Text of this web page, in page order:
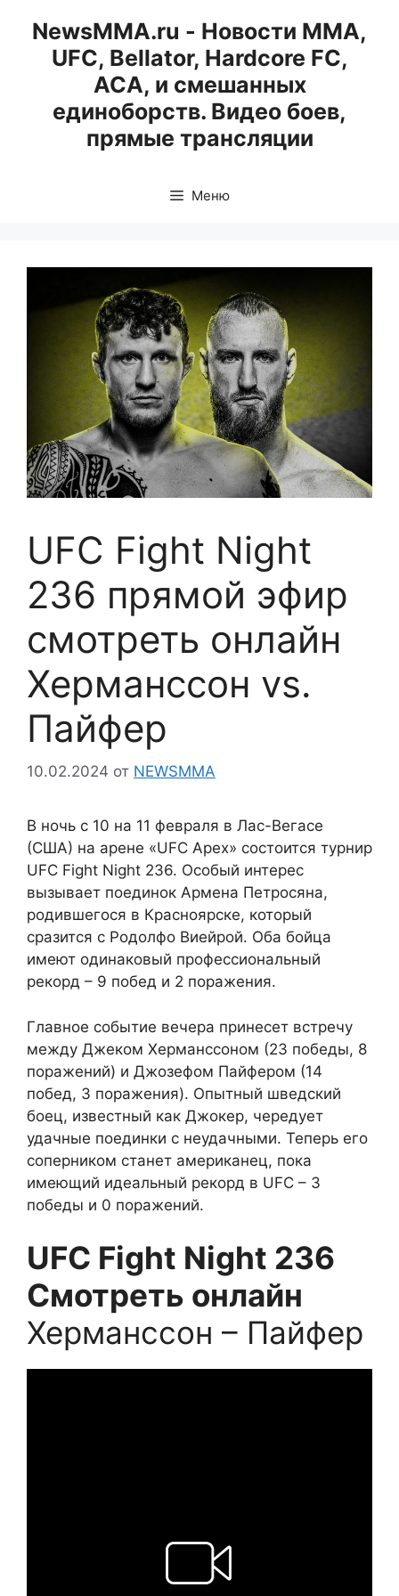
содержимому
NewsMMA.ru - Новости ММА,
UFC, Bellator, Hardcore FC,
ACA, и смешанных
единоборств. Видео боев,
прямые трансляции
Меню
UFC Fight Night
236 прямой эфир
смотреть онлайн
Херманссон vs.
Пайфер
10.02.2024 от NEWSMMA
В ночь с 10 на 11 февраля в Лас-Вегасе
(США) на арене «UFC Apex» состоится турнир
UFC Fight Night 236. Особый интерес
вызывает поединок Армена Петросяна,
родившегося в Красноярске, который
сразится с Родолфо Виейрой. Оба бойца
имеют одинаковый профессиональный
рекорд – 9 побед и 2 поражения.
Главное событие вечера принесет встречу
между Джеком Херманссоном (23 победы, 8
поражений) и Джозефом Пайфером (14
побед, 3 поражения). Опытный шведский
боец, известный как Джокер, чередует
удачные поединки с неудачными. Теперь его
соперником станет американец, пока
имеющий идеальный рекорд в UFC – 3
победы и 0 поражений.
UFC Fight Night 236
Смотреть онлайн
Херманссон – Пайфер